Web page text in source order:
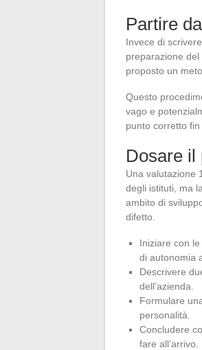
Partire
Invece di
preparazione
proposto un
Questo
vago e
punto corretto
Dosare il
Una valutazione
degli istituti, ma
ambito di
difetto.
Iniziare con
di autonomia
Descrivere
dell’azienda.
Formulare
personalità.
Concludere
fare all’arrivo.